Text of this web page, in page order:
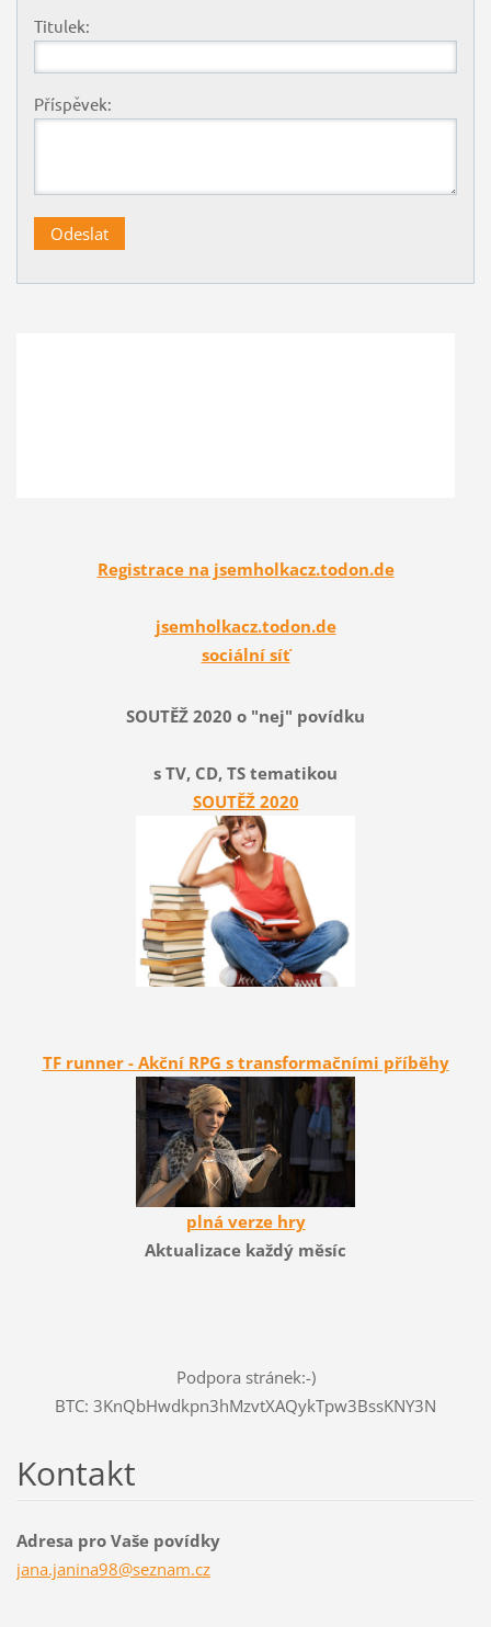
Titulek:
Příspěvek:
Registrace na jsemholkacz.todon.de
jsemholkacz.todon.de
sociální síť
SOUTĚŽ 2020 o "nej" povídku
s TV, CD, TS tematikou
SOUTĚŽ 2020
TF runner - Akční RPG s transformačními příběhy
plná verze hry
Aktualizace každý měsíc
Podpora stránek:-)
BTC: 3KnQbHwdkpn3hMzvtXAQykTpw3BssKNY3N
Kontakt
Adresa pro Vaše povídky
jana.janina98@seznam.cz